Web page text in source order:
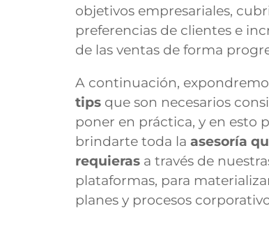
objetivos empresariales,
preferencias de clientes e
de las ventas de forma
A continuación,
tipsque son necesarios
poner en práctica, y en esto
brindarte toda la asesoría
requierasa través de
plataformas, para
planes y procesos